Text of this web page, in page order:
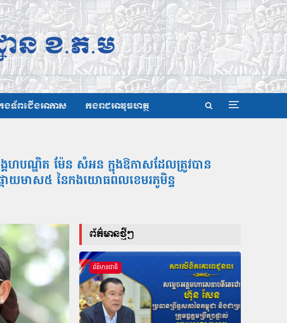
ងទ័ពជើងអាកាស កងរាជអាវុធហត្ថ
ហបណ្ឌិត ម៉ែន សំអន ក្នុងឱកាសដែលត្រូវបាន
កាយមាស៥ នៃកងយោធពលខេមរភូមិន្ទ
ព័ត៌មានថ្មីៗ
ព័ត៌មានជាតិ